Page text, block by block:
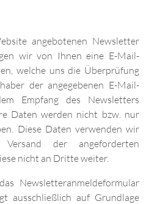
angebotenen Newsletter
wir von Ihnen eine E-Mail-
welche uns die Überprüfung
der angegebenen E-Mail-
Empfang des Newsletters
Daten werden nicht bzw. nur
Diese Daten verwenden wir
der angeforderten
nicht an Dritte weiter.
Newsletteranmeldeformular
ausschließlich auf Grundlage